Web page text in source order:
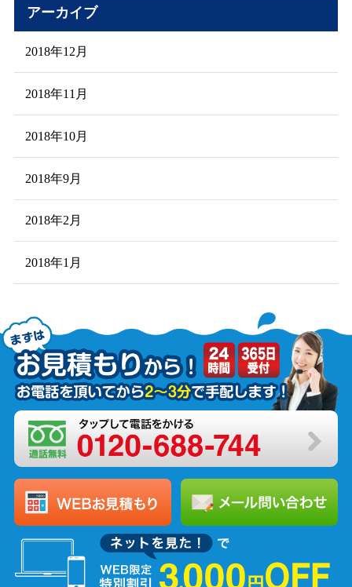
アーカイブ
2018年12月
2018年11月
2018年10月
2018年9月
2018年2月
2018年1月